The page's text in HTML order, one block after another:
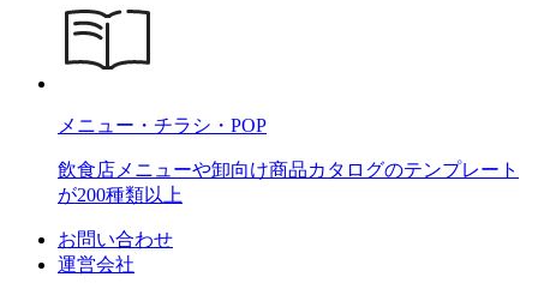
メニュー・チラシ・POP
飲食店メニューや卸向け商品カタログのテンプレート
が200種類以上
お問い合わせ
運営会社